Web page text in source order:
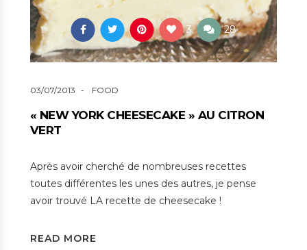
3 28
03/07/2013 FOOD
« NEW YORK CHEESECAKE » AU CITRON
VERT
Après avoir cherché de nombreuses recettes
toutes différentes les unes des autres, je pense
avoir trouvé LA recette de cheesecake !
READ MORE